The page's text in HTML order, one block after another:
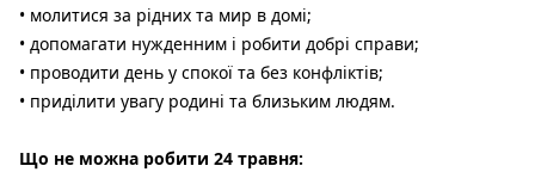
• молитися за рідних та мир в домі;
• допомагати нужденним і робити добрі справи;
• проводити день у спокої та без конфліктів;
• приділити увагу родині та близьким людям.
Що не можна робити 24 травня: